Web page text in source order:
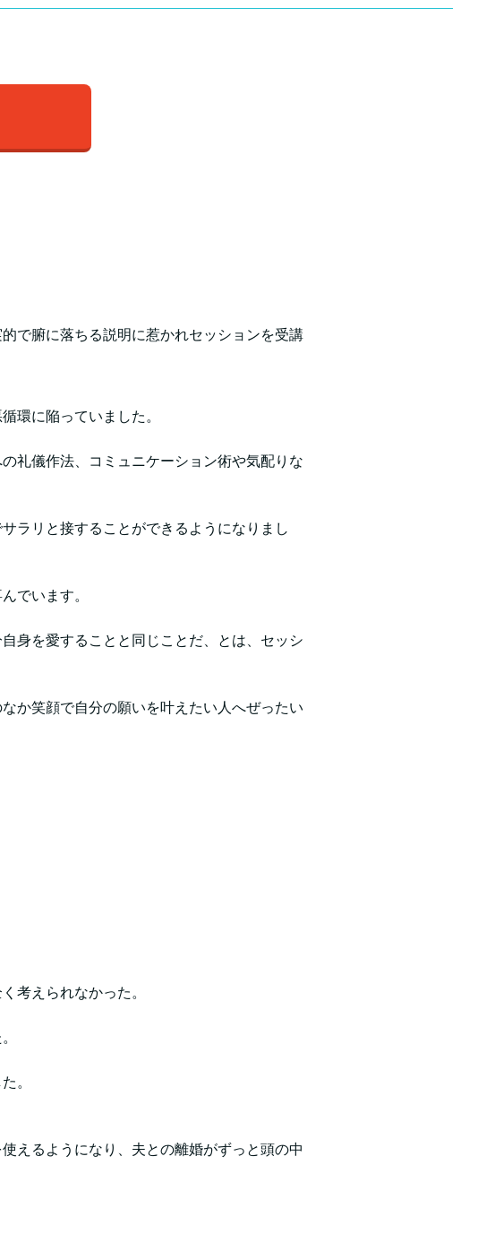
で腑に落ちる説明に惹かれセッションを受講
環に陥っていました。
礼儀作法、コミュニケーション術や気配りな
ラリと接することができるようになりまし
でいます。
身を愛することと同じことだ、とは、セッシ
か笑顔で自分の願いを叶えたい人へぜったい
考えられなかった。
。
えるようになり、夫との離婚がずっと頭の中